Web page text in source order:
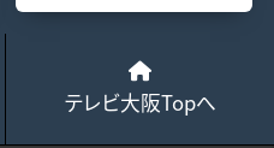
テレビ大阪Topへ